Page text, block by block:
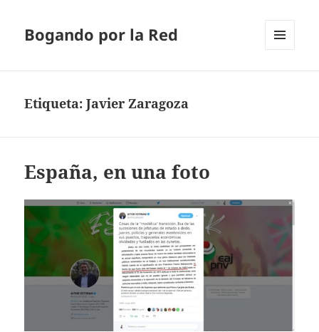
Bogando por la Red
Etiqueta:Javier Zaragoza
España, en una foto